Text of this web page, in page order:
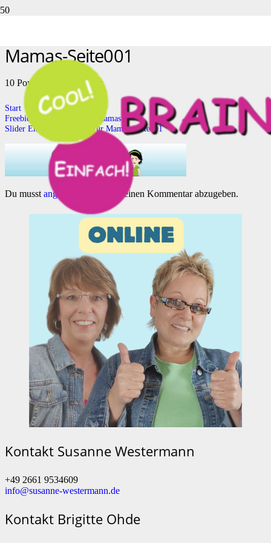
Mamas-Seite001
10 Powertipps für Mamas
Start
Freebie 10 Powertipps für Mamas
Slider Energietankstellen für Mamas-Seite001
Du musst angemeldet sein, um einen Kommentar abzugeben.
Kontakt Susanne Westermann
+49 2661 9534609
info@susanne-westermann.de
Kontakt Brigitte Ohde